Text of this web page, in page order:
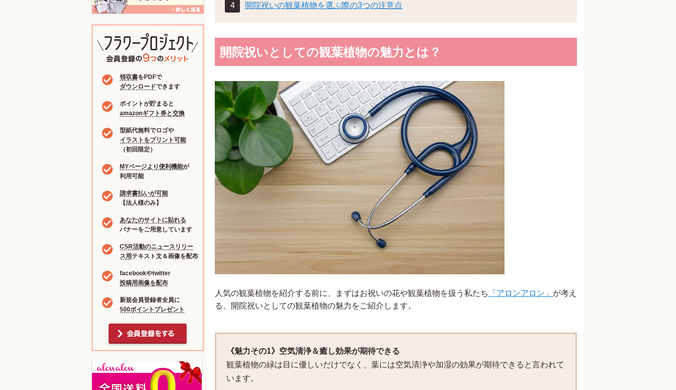
開院祝いの観葉植物を選ぶ際の3つの注意点
開院祝いとしての観葉植物の魅力とは？
人気の観葉植物を紹介する前に、まずはお祝いの花や観葉植物を扱う私たち 「アロンアロン」 が考え
る、開院祝いとしての観葉植物の魅力をご紹介します。
《魅力その1》空気清浄＆癒し効果が期待できる
観葉植物の緑は目に優しいだけでなく、葉には空気清浄や加湿の効果が期待できると言われて
います。
領収書をPDFで
ダウンロードできます
ポイントが貯まると
amazonギフト券と交換
型紙代無料でロゴや
イラストをプリント可能
（初回限定）
MYページより便利機能が
利用可能
請求書払いが可能
【法人様のみ】
あなたのサイトに貼れる
バナーをご用意しています
CSR活動のニュースリリー
ス用テキスト文＆画像を配布
facebookやtwitter
投稿用画像を配布
新規会員登録者全員に
500ポイントプレゼント